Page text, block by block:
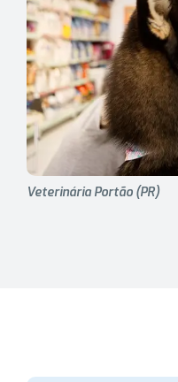
Veterinária Portão (PR)